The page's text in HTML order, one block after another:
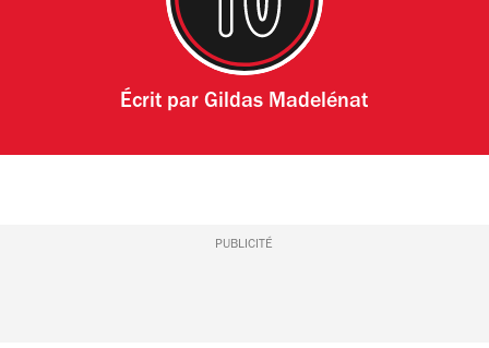
Écrit parGildas Madelénat
PUBLICITÉ